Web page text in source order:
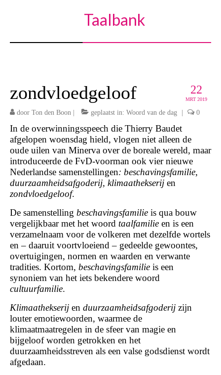
Taalbank
22
MRT 2019
zondvloedgeloof
door Ton den Boon geplaatst in: Woord van de dag 0
In de overwinningsspeech die Thierry Baudet
afgelopen woensdag hield, vlogen niet alleen de
oude uilen van Minerva over de boreale wereld, maar
introduceerde de FvD-voorman ook vier nieuwe
Nederlandse samenstellingen: beschavingsfamilie,
duurzaamheidsafgoderij, klimaathekserij en
zondvloedgeloof.
De samenstelling beschavingsfamilie is qua bouw
vergelijkbaar met het woord taalfamilie en is een
verzamelnaam voor de volkeren met dezelfde wortels
en – daaruit voortvloeiend – gedeelde gewoontes,
overtuigingen, normen en waarden en verwante
tradities. Kortom, beschavingsfamilie is een
synoniem van het iets bekendere woord
cultuurfamilie.
Klimaathekserij en duurzaamheidsafgoderij zijn
louter emotiewoorden, waarmee de
klimaatmaatregelen in de sfeer van magie en
bijgeloof worden getrokken en het
duurzaamheidsstreven als een valse godsdienst wordt
afgedaan.